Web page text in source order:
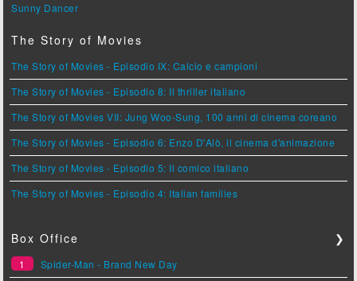
Sunny Dancer
The Story of Movies
The Story of Movies - Episodio IX: Calcio e campioni
The Story of Movies - Episodio 8: Il thriller italiano
The Story of Movies VII: Jung Woo-Sung, 100 anni di cinema coreano
The Story of Movies - Episodio 6: Enzo D'Alò, il cinema d'animazione
The Story of Movies - Episodio 5: Il comico italiano
The Story of Movies - Episodio 4: Italian families
Box Office ❯
1
Spider-Man - Brand New Day